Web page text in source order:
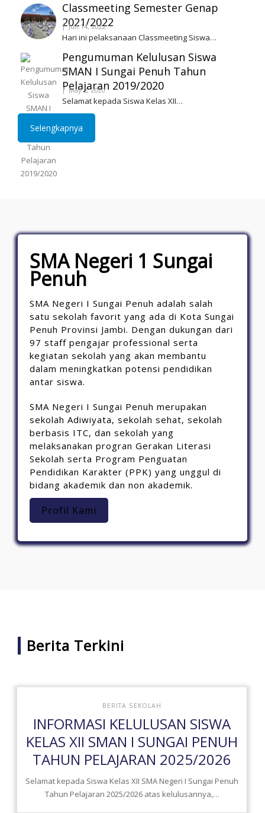
Classmeeting Semester Genap
2021/2022
Jun 14, 2022
Hari ini pelaksanaan Classmeeting Siswa…
Pengumuman Kelulusan Siswa
SMAN I Sungai Penuh Tahun
Pelajaran 2019/2020
May 2, 2020
Selamat kepada Siswa Kelas XII…
Selengkapnya
SMA Negeri 1 Sungai
Penuh
SMA Negeri I Sungai Penuh adalah salah
satu sekolah favorit yang ada di Kota Sungai
Penuh Provinsi Jambi. Dengan dukungan dari
97 staff pengajar professional serta
kegiatan sekolah yang akan membantu
dalam meningkatkan potensi pendidikan
antar siswa.
SMA Negeri I Sungai Penuh merupakan
sekolah Adiwiyata, sekolah sehat, sekolah
berbasis ITC, dan sekolah yang
melaksanakan progran Gerakan Literasi
Sekolah serta Program Penguatan
Pendidikan Karakter (PPK) yang unggul di
bidang akademik dan non akademik.
Profil Kami
Berita Terkini
BERITA SEKOLAH
INFORMASI KELULUSAN SISWA
KELAS XII SMAN I SUNGAI PENUH
TAHUN PELAJARAN 2025/2026
Selamat kepada Siswa Kelas XII SMA Negeri I Sungai Penuh
Tahun Pelajaran 2025/2026 atas kelulusannya,…